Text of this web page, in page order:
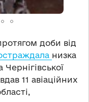
доби від
низка
11 авіаційних